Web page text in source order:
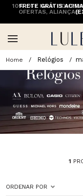
10% OFF NA 1ª
OFERTAS,
FRETE GRÁTIS
Relógios
1
ORDENAR POR